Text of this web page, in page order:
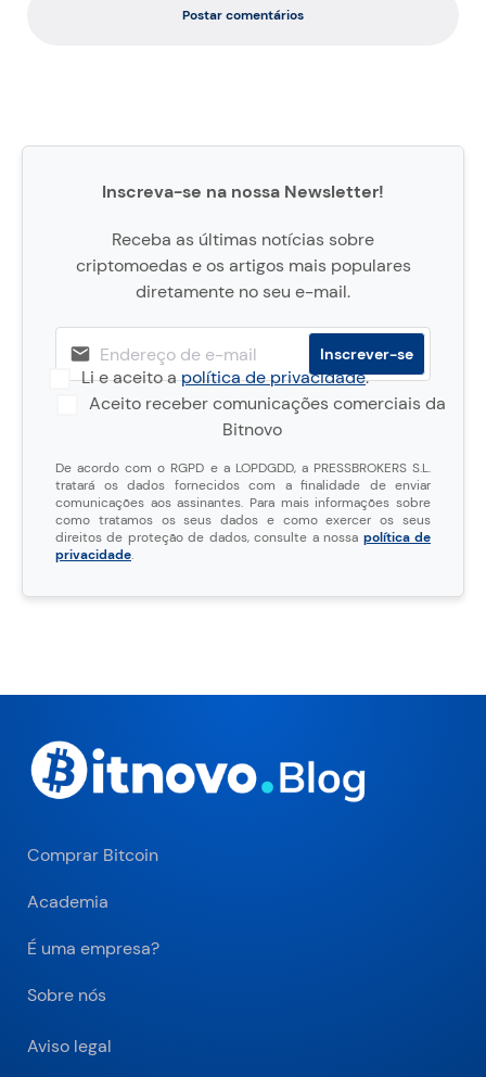
Postar comentários
Inscreva-se na nossa Newsletter!
Receba as últimas notícias sobre
criptomoedas e os artigos mais populares
diretamente no seu e-mail.
Li e aceito apolítica de privacidade.
Aceito receber comunicações comerciais da
Bitnovo
De acordo com o RGPD e a LOPDGDD, a PRESSBROKERS S.L.
tratará os dados fornecidos com a finalidade de enviar
comunicações aos assinantes. Para mais informações sobre
como tratamos os seus dados e como exercer os seus
direitos de proteção de dados, consulte a nossa política de
privacidade.
Comprar Bitcoin
Academia
É uma empresa?
Sobre nós
Aviso legal